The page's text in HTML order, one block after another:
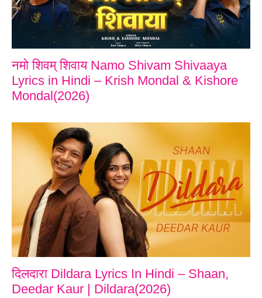
नमो शिवम् शिवाय Namo Shivam Shivaaya
Lyrics in Hindi – Krish Mondal & Kishore
Mondal(2026)
दिलदारा Dildara Lyrics In Hindi – Shaan,
Deedar Kaur | Dildara(2026)